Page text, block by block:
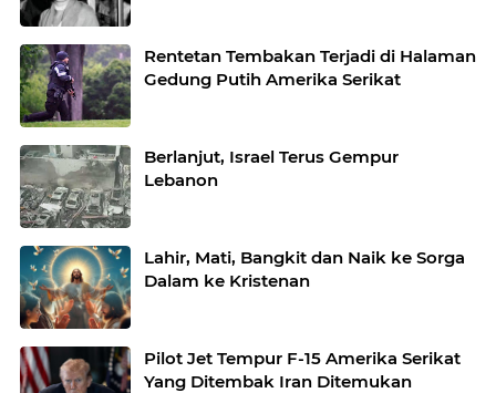
Rentetan Tembakan Terjadi di Halaman
Gedung Putih Amerika Serikat
Berlanjut, Israel Terus Gempur
Lebanon
Lahir, Mati, Bangkit dan Naik ke Sorga
Dalam ke Kristenan
Pilot Jet Tempur F-15 Amerika Serikat
Yang Ditembak Iran Ditemukan